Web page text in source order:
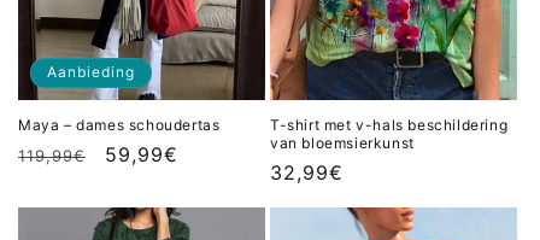
e
Aanbieding
Maya – dames schoudertas
Normale
119,99€ Aanbiedingsprijs
59,99€
T-shirt met v-hals beschildering
van bloemsierkunst
Normale
prijs
32,99€